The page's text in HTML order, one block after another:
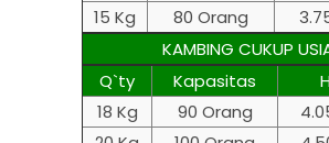
15 Kg
80 Orang
KAMBING CUKUP
Q`ty
Kapasitas
18 Kg
90 Orang